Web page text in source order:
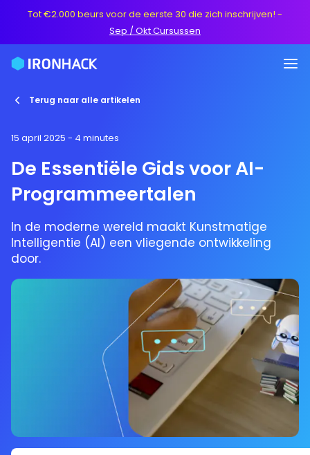
Tot €2.000 beurs voor de eerste 30 die zich inschrijven! -
Sep / Okt Cursussen
Terug naar alle artikelen
15 april 2025 - 4 minutes
De Essentiële Gids voor AI-
Programmeertalen
In de moderne wereld maakt Kunstmatige
Intelligentie (AI) een vliegende ontwikkeling
door.